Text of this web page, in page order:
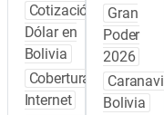
Cotización
Dólar en
Bolivia
Cobertura
Internet
Gran
Poder
2026
Caranavi
Bolivia